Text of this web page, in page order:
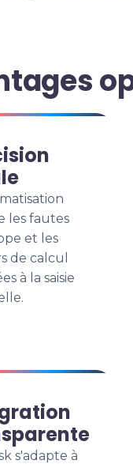
les fautes
et les
de calcul
à la saisie
s'adapte à